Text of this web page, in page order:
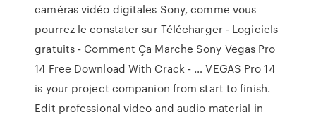
caméras vidéo digitales Sony, comme vous
pourrez le constater sur Télécharger - Logiciels
gratuits - Comment Ça Marche Sony Vegas Pro
14 Free Download With Crack - … VEGAS Pro 14
is your project companion from start to finish.
Edit professional video and audio material in